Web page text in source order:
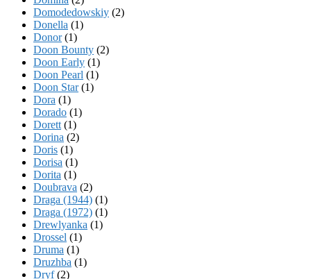
Domodedowskiy (2)
Donella (1)
Donor(1)
Doon Bounty (2)
Doon Early (1)
Doon Pearl (1)
Doon Star(1)
Dora (1)
Dorado (1)
Dorett (1)
Dorina (2)
Doris (1)
Dorisa (1)
Dorita (1)
Doubrava (2)
Draga (1944) (1)
Draga (1972) (1)
Drewlyanka (1)
Drossel (1)
Druma (1)
Druzhba (1)
Dryf(2)